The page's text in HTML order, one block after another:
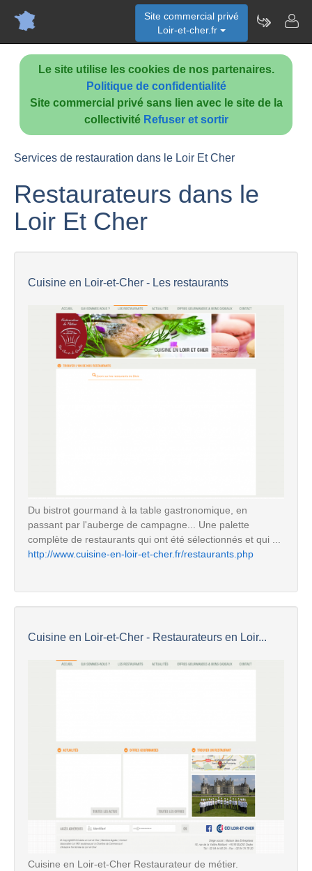
Le site utilise les cookies de nos partenaires.
Politique de confidentialité
Site commercial privé sans lien avec le site de la
collectivité Refuser et sortir
Site commercial privé
Loir-et-cher.fr
Services de restauration dans le Loir Et Cher
Restaurateurs dans le
Loir Et Cher
Cuisine en Loir-et-Cher - Les restaurants
Du bistrot gourmand à la table gastronomique, en
passant par l'auberge de campagne... Une palette
complète de restaurants qui ont été sélectionnés et qui ...
http://www.cuisine-en-loir-et-cher.fr/restaurants.php
Cuisine en Loir-et-Cher - Restaurateurs en Loir...
Cuisine en Loir-et-Cher Restaurateur de métier.